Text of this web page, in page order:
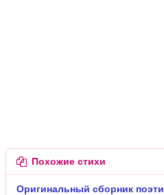
Похожие стихи
Оригинальный сборник